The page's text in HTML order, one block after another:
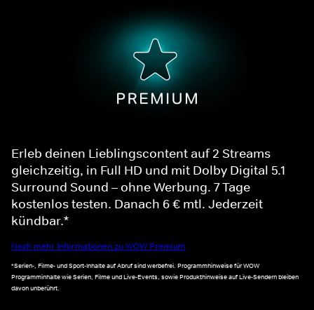
Erleb deinen Lieblingscontent auf 2 Streams
gleichzeitig, in Full HD und mit Dolby Digital 5.1
Surround Sound – ohne Werbung. 7 Tage
kostenlos testen. Danach 6 € mtl. Jederzeit
kündbar.*
Noch mehr Informationen zu WOW Premium
*Serien-, Filme- und Sport-Inhalte auf Abruf sind werbefrei. Programmhinweise für WOW
Programminhalte wie Serien, Filme und Live-Events, sowie Produkthinweise auf Live-Sendern bleiben
davon unberührt.